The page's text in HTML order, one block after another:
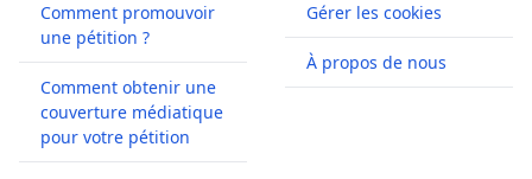
Comment promouvoir
une pétition ?
Comment obtenir une
couverture médiatique
pour votre pétition
Gérer les cookies
À propos de nous